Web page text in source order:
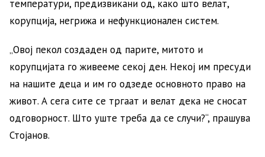
температури, предизвикани од, како што велат,
корупција, негрижа и нефункционален систем.
„Овој пекол создаден од парите, митото и
корупцијата го живееме секој ден. Некој им пресуди
на нашите деца и им го одзеде основното право на
живот. А сега сите се тргаат и велат дека не сносат
одговорност. Што уште треба да се случи?“, прашува
Стојанов.